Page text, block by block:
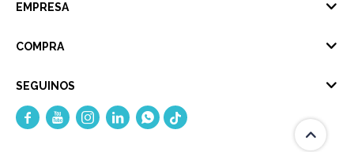
EMPRESA
COMPRA
SEGUINOS
    